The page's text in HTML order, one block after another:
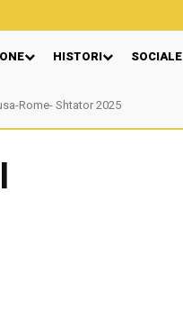
HISTORI SOCIALE
Shtator 2025